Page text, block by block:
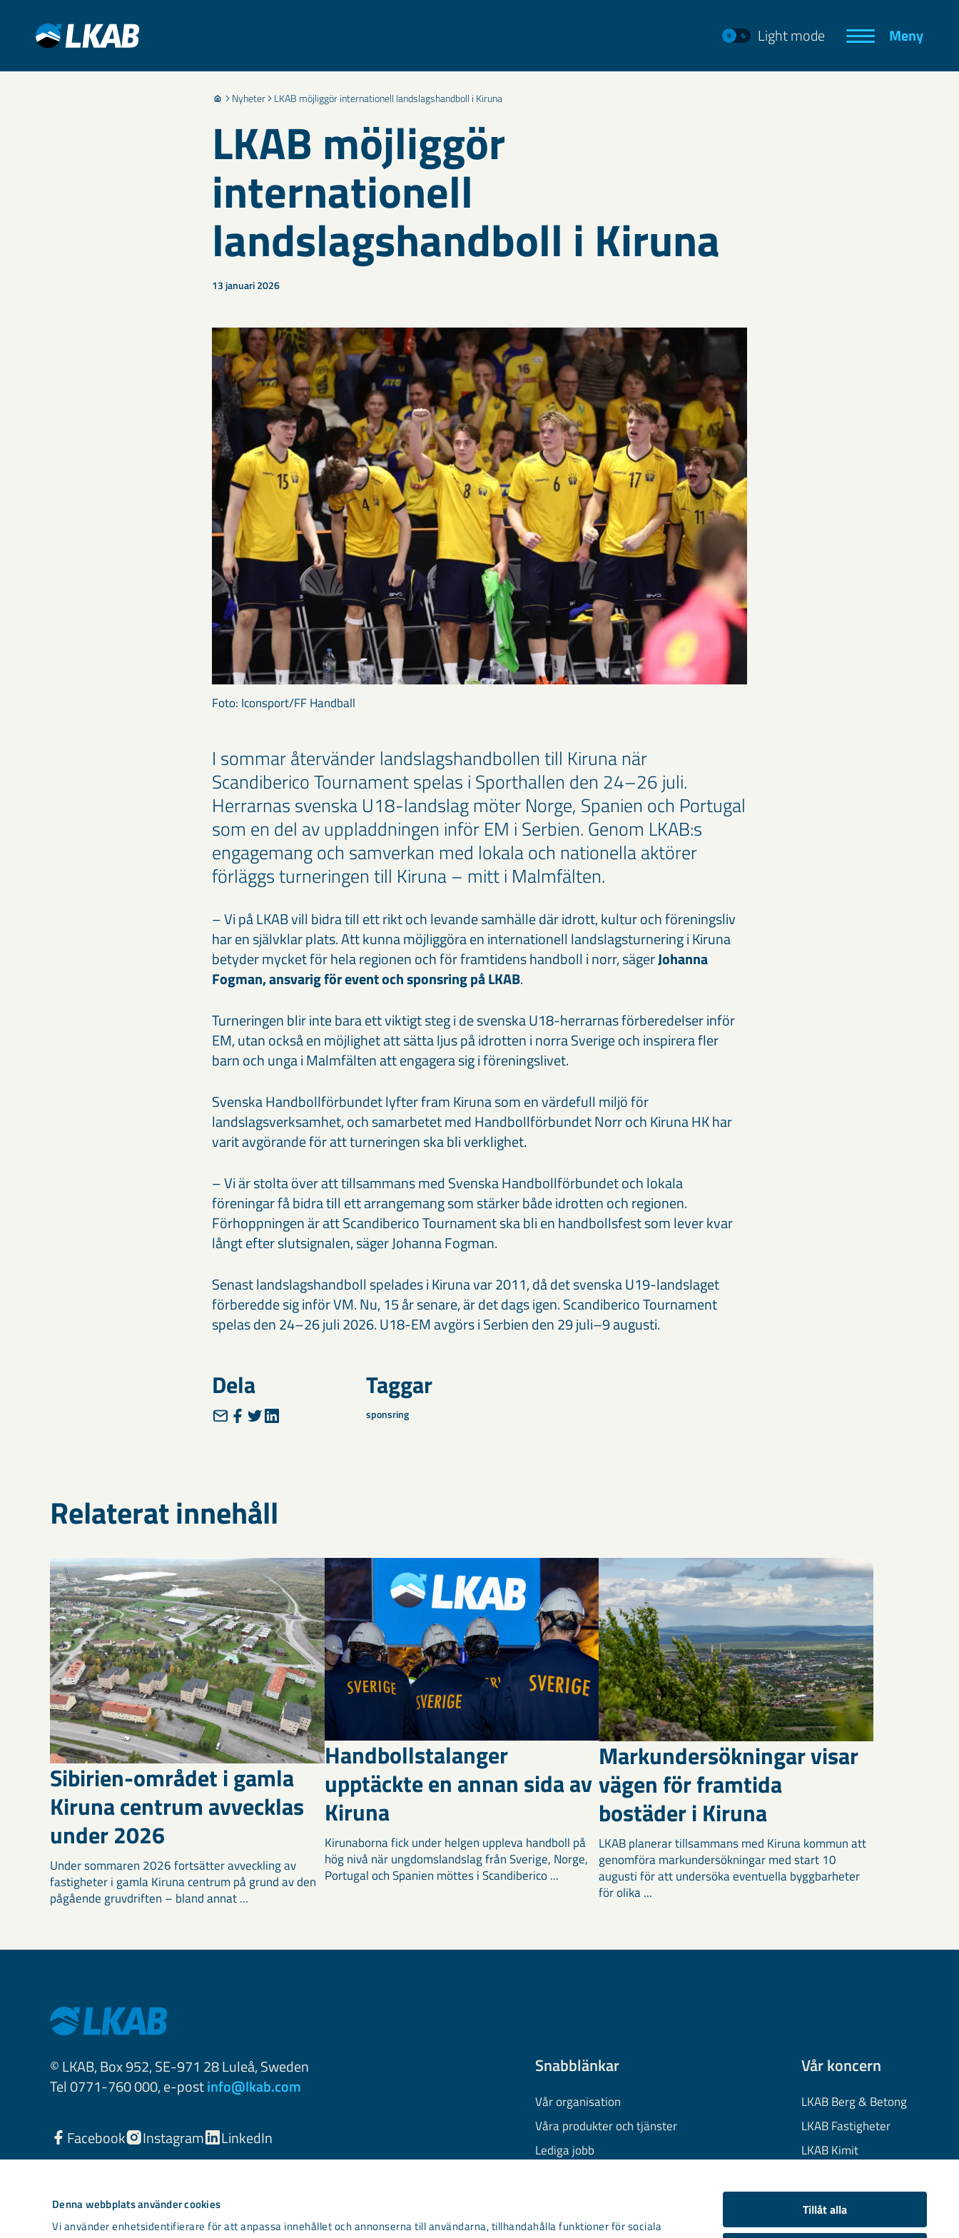
Denna webbplats använder cookies
Vi använder enhetsidentifierare för att anpassa innehållet och annonserna till användarna, tillhandahålla funktioner för sociala
Tillåt alla
Light mode Meny
Nyheter LKAB möjliggör internationell landslagshandboll i Kiruna
LKAB möjliggör
internationell
landslagshandboll i Kiruna
13 januari 2026
Foto: Iconsport/FF Handball
I sommar återvänder landslagshandbollen till Kiruna när
Scandiberico Tournament spelas i Sporthallen den 24–26 juli.
Herrarnas svenska U18-landslag möter Norge, Spanien och Portugal
som en del av uppladdningen inför EM i Serbien. Genom LKAB:s
engagemang och samverkan med lokala och nationella aktörer
förläggs turneringen till Kiruna – mitt i Malmfälten.
– Vi på LKAB vill bidra till ett rikt och levande samhälle där idrott, kultur och föreningsliv
har en självklar plats. Att kunna möjliggöra en internationell landslagsturnering i Kiruna
betyder mycket för hela regionen och för framtidens handboll i norr, sägerJohanna
Fogman, ansvarig för event och sponsring på LKAB.
Turneringen blir inte bara ett viktigt steg i de svenska U18-herrarnas förberedelser inför
EM, utan också en möjlighet att sätta ljus på idrotten i norra Sverige och inspirera fler
barn och unga i Malmfälten att engagera sig i föreningslivet.
Svenska Handbollförbundet lyfter fram Kiruna som en värdefull miljö för
landslagsverksamhet, och samarbetet med Handbollförbundet Norr och Kiruna HK har
varit avgörande för att turneringen ska bli verklighet.
– Vi är stolta över att tillsammans med Svenska Handbollförbundet och lokala
föreningar få bidra till ett arrangemang som stärker både idrotten och regionen.
Förhoppningen är att Scandiberico Tournament ska bli en handbollsfest som lever kvar
långt efter slutsignalen, säger Johanna Fogman.
Senast landslagshandboll spelades i Kiruna var 2011, då det svenska U19-landslaget
förberedde sig inför VM. Nu, 15 år senare, är det dags igen. Scandiberico Tournament
spelas den 24–26 juli 2026. U18-EM avgörs i Serbien den 29 juli–9 augusti.
Dela Taggar
sponsring
Relaterat innehåll
Sibirien-området i gamla
Kiruna centrum avvecklas
under 2026
Under sommaren 2026 fortsätter avveckling av
fastigheter i gamla Kiruna centrum på grund av den
pågående gruvdriften – bland annat ...
Handbollstalanger
upptäckte en annan sida av
Kiruna
Kirunaborna fick under helgen uppleva handboll på
hög nivå när ungdomslandslag från Sverige, Norge,
Portugal och Spanien möttes i Scandiberico ...
Markundersökningar visar
vägen för framtida
bostäder i Kiruna
LKAB planerar tillsammans med Kiruna kommun att
genomföra markundersökningar med start 10
augusti för att undersöka eventuella byggbarheter
för olika ...
© LKAB, Box 952, SE-971 28 Luleå, Sweden
Tel 0771-760 000, e-postinfo@lkab.com
Facebook Instagram LinkedIn
Snabblänkar
Vår organisation
Våra produkter och tjänster
Lediga jobb
Information om cookies
Vår koncern
LKAB Berg & Betong
LKAB Fastigheter
LKAB Kimit
LKAB Wassara